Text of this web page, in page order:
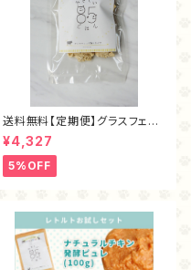
送料無料【定期便】グラスフェッ
ド麴トライプ・フリーズドライ80
ｇ
¥4,327
5%OFF